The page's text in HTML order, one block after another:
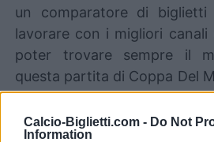
Calcio-Biglietti.com - Do Not
Information
un comparatore di
lavorare con i migliori
poter trovare sempre il
questa partita di Coppa Del
Italia.